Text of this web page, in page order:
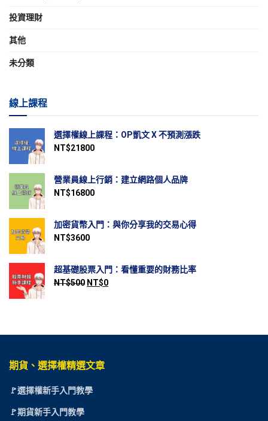
投資理財
其他
未分類
線上課程
選擇權線上課程：OP凱文 X 不預測漲跌
NT$21800
營業員線上行銷：建立網路個人品牌
NT$16800
加密貨幣入門：與你分享我的交易心得
NT$3600
超基礎股票入門：看懂重要的財務比率
NT$500 NT$0
期貨、選擇權精選文章
🚩選擇權新手入門教學
🚩期貨新手入門教學